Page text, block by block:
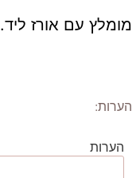
מומלץ עם אורז ליד.
הערות:
הערות